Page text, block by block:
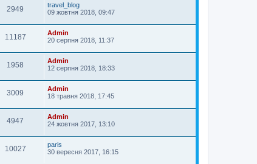
2949
travel_blog
09 жовтня 2018, 09:47
11187
Admin
20 серпня 2018, 11:37
1958
Admin
12 серпня 2018, 18:33
3009
Admin
18 травня 2018, 17:45
4947
Admin
24 жовтня 2017, 13:10
10027
paris
30 вересня 2017, 16:15